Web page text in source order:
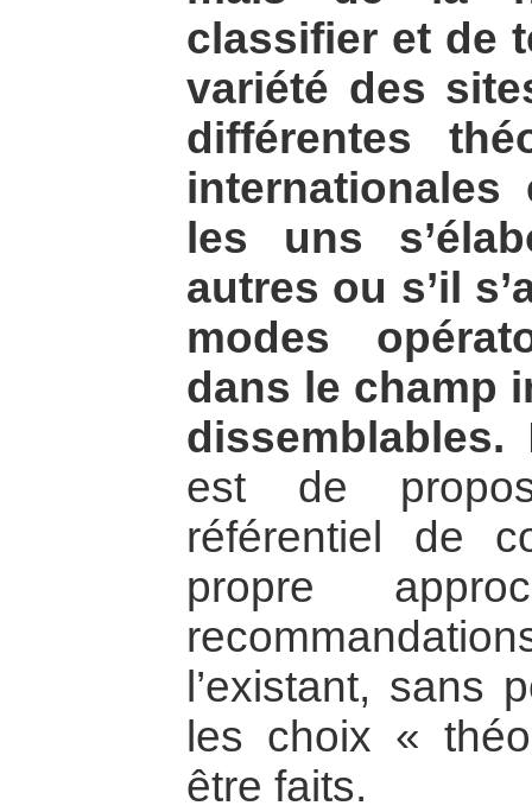
classifier et de
variété des
différentes
les uns
autres ou s’il
modes
dans le champ
dissemblables.
est de
référentiel de
propre
l’existant, sans
les choix «
être faits.